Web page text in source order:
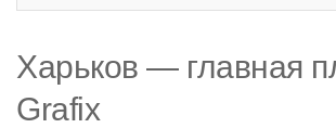
Харьков — главная
Grafix